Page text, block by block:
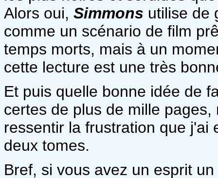
Alors oui, Simmons utilise de
comme un scénario de film
temps morts, mais à un
cette lecture est une très
Et puis quelle bonne idée de
certes de plus de mille
ressentir la frustration que j'ai
deux tomes.
Bref, si vous avez un esprit